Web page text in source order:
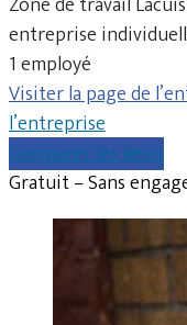
entreprise
1 employé
Visiter la page de
l’entreprise
Comparer les devis
Gratuit – Sans